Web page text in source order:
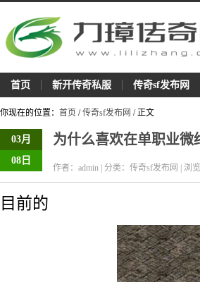
首页 新开传奇私服 传奇sf发布网
你现在的位置： 首页 /传奇sf发布网 / 正文
03月
08日
为什么喜欢在单职业微
作者：admin | 分类：传奇sf发布网 | 浏览
目前的